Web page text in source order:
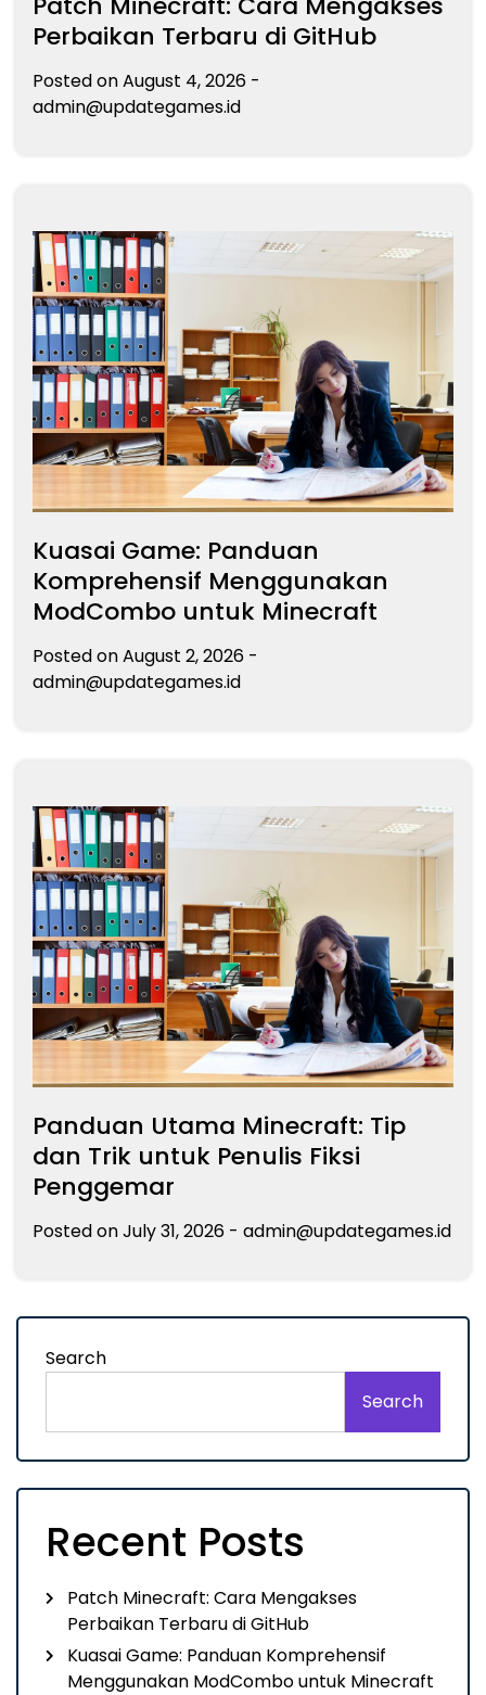
Perbaikan Terbaru di GitHub
Posted onAugust 4, 2026 -
admin@updategames.id
Kuasai Game: Panduan
Komprehensif Menggunakan
ModCombo untuk Minecraft
Posted onAugust 2, 2026 -
admin@updategames.id
Panduan Utama Minecraft: Tip
dan Trik untuk Penulis Fiksi
Penggemar
Posted onJuly 31, 2026 - admin@updategames.id
Search
Search
Recent Posts
Patch Minecraft: Cara Mengakses
Perbaikan Terbaru di GitHub
Kuasai Game: Panduan Komprehensif
Menggunakan ModCombo untuk Minecraft